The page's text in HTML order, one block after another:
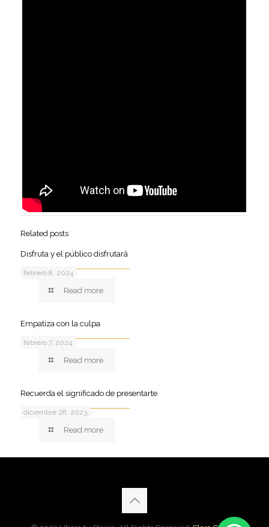
Related posts
febrero 8, 2024
Disfruta y el público disfrutará
Read more
febrero 7, 2024
Empatiza con la culpa
Read more
diciembre 28, 2023
Recuerda el significado de presentarte
Read more